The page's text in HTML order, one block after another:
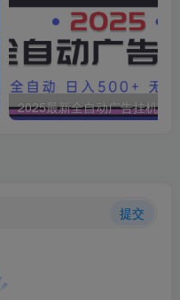
提交